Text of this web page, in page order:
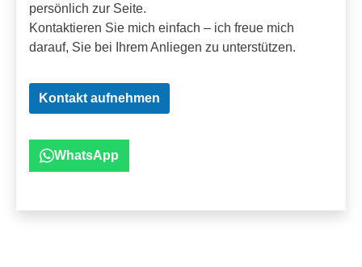
persönlich zur Seite.
Kontaktieren Sie mich einfach – ich freue mich
darauf, Sie bei Ihrem Anliegen zu unterstützen.
Kontakt aufnehmen
WhatsApp